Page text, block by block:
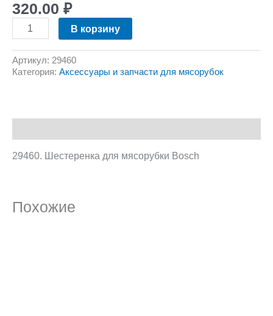
320.00 ₽
В корзину
Артикул: 29460
Категория: Аксессуары и запчасти для мясорубок
29460. Шестеренка для мясорубки Bosch
Похожие